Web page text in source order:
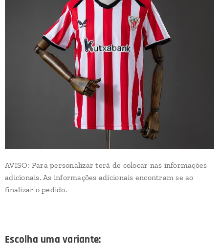
AVISO: Para personalizar terá de colocar nas informações
adicionais. As informações adicionais encontram se ao
finalizar o pedido.
Escolha uma variante: